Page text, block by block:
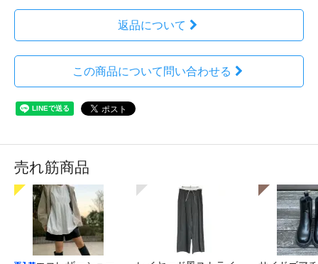
返品について
この商品について問い合わせる
売れ筋商品